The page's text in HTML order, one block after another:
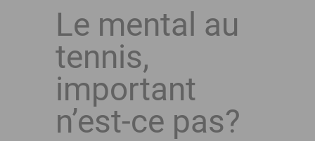
Le mental au
tennis,
important
n’est-ce pas?